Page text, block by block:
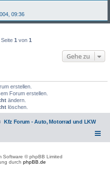
09:36
1 von 1
Gehe zu
erstellen.
Forum erstellen.
ändern.
löschen.
Kfz Forum - Auto, Motorrad und LKW
Software © phpBB Limited
durch phpBB.de